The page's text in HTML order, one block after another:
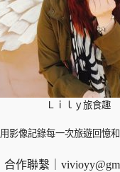
Ｌｉｌｙ旅食趣
用影像記錄每一次旅遊回憶
合作聯繫｜